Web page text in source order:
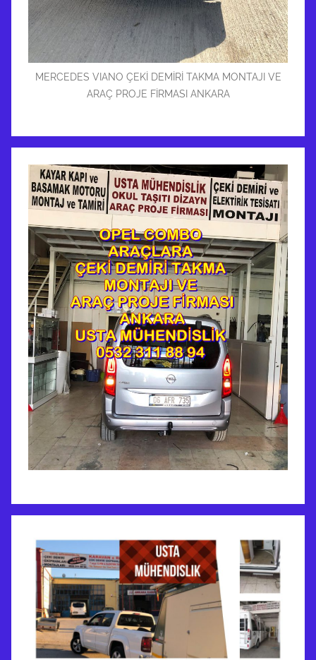
MERCEDES VIANO ÇEKİ DEMİRİ TAKMA MONTAJI VE
ARAÇ PROJE FİRMASI ANKARA